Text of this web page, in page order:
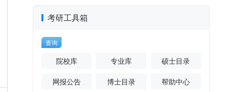
考研工具箱
查询
院校库 专业库 硕士目录
网报公告 博士目录 帮助中心